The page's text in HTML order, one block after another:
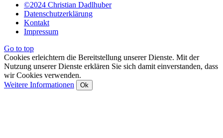
©2024 Christian Dadlhuber
Datenschutzerklärung
Kontakt
Impressum
Go to top
Cookies erleichtern die Bereitstellung unserer Dienste. Mit der
Nutzung unserer Dienste erklären Sie sich damit einverstanden, dass
wir Cookies verwenden.
Weitere Informationen
Ok